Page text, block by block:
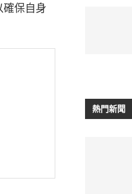
保自身
熱門新聞